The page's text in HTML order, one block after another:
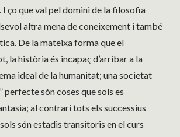
I ço que val pel domini de la filosofia
altra mena de coneixement i també
De la mateixa forma que el
la història és incapaç d’arribar a la
ideal de la humanitat; una societat
perfecte són coses que sols es
al contrari tots els successius
són estadis transitoris en el curs